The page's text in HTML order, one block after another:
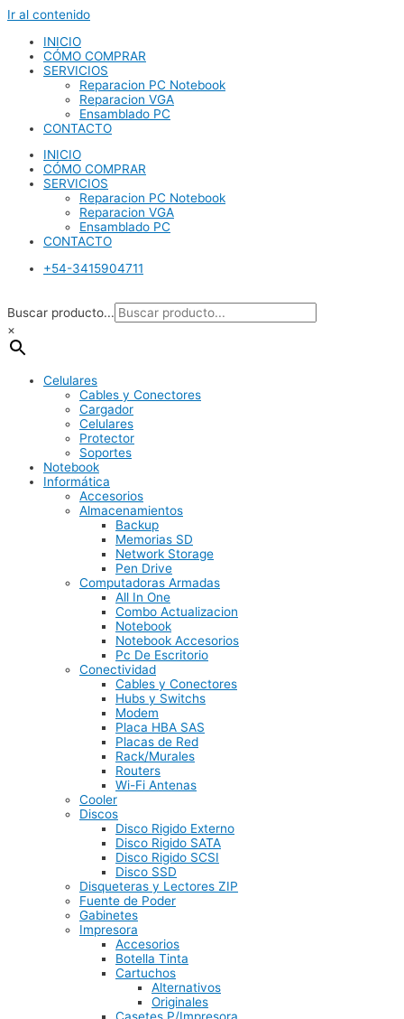
Ir al contenido
INICIO
CÓMO COMPRAR
SERVICIOS
Reparacion PC Notebook
Reparacion VGA
Ensamblado PC
CONTACTO
INICIO
CÓMO COMPRAR
SERVICIOS
Reparacion PC Notebook
Reparacion VGA
Ensamblado PC
CONTACTO
+54-3415904711
Buscar producto...
×
Celulares
Cables y Conectores
Cargador
Celulares
Protector
Soportes
Notebook
Informática
Accesorios
Almacenamientos
Backup
Memorias SD
Network Storage
Pen Drive
Computadoras Armadas
All In One
Combo Actualizacion
Notebook
Notebook Accesorios
Pc De Escritorio
Conectividad
Cables y Conectores
Hubs y Switchs
Modem
Placa HBA SAS
Placas de Red
Rack/Murales
Routers
Wi-Fi Antenas
Cooler
Discos
Disco Rigido Externo
Disco Rigido SATA
Disco Rigido SCSI
Disco SSD
Disqueteras y Lectores ZIP
Fuente de Poder
Gabinetes
Impresora
Accesorios
Botella Tinta
Cartuchos
Alternativos
Originales